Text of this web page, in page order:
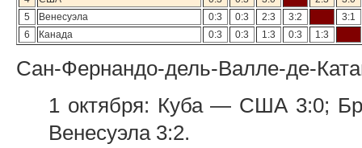
5
Венесуэла 0:3 0:3 2:3 3:2
3:1
6
Канада 0:3 0:3 1:3 0:3 1:3
Сан-Фернандо-дель-Валле-де-
1 октября: Куба — США 3:0;
Венесуэла 3:2.